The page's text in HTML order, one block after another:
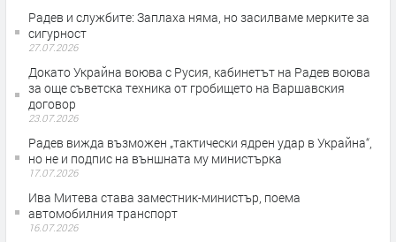
Радев и службите: Заплаха няма, но засилваме мерките за
сигурност
27.07.2026
Докато Украйна воюва с Русия, кабинетът на Радев воюва
за още съветска техника от гробището на Варшавския
договор
23.07.2026
Радев вижда възможен „тактически ядрен удар в Украйна“,
но не и подпис на външната му министърка
17.07.2026
Ива Митева става заместник-министър, поема
автомобилния транспорт
16.07.2026